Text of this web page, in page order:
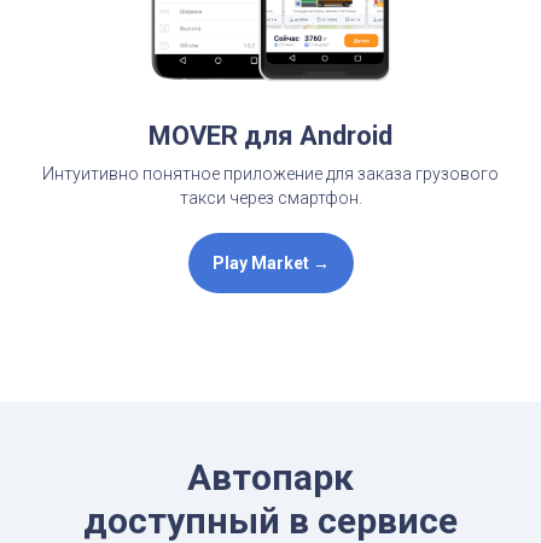
MOVER для Android
Интуитивно понятное приложение для заказа грузового
такси через смартфон.
Play Market →
Автопарк
доступный в сервисе